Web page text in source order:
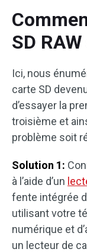
SD
Ici, nous
carte SD
d’essayer la
troisième et
problème soit
Solution 1:
à l’aide d’un
fente intégrée
utilisant votre
numérique et
un lecteur de